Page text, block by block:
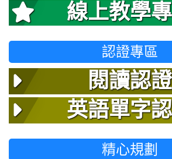
線上教學
認證專區
閱讀認證
英語單字
精心規劃